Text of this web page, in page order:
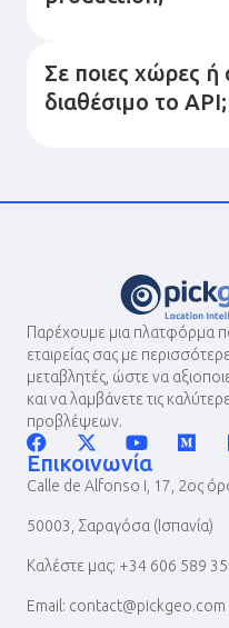
Σε ποιες χώρες ή
διαθέσιμο το API;
Παρέχουμε μια πλατφόρμα
εταιρείας σας με
μεταβλητές, ώστε να
και να λαμβάνετε τις
προβλέψεων.
Επικοινωνία
Calle de Alfonso I, 17, 2ος
50003, Σαραγόσα (Ισπανία)
Καλέστε μας: +34 606 589
Email: contact@pickgeo.com